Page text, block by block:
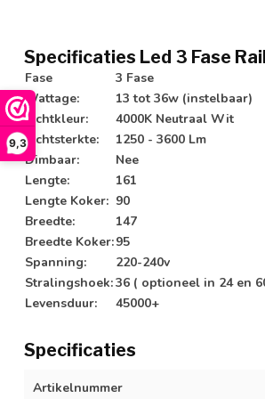
9,3
Specificaties Led 3 Fase
Fase
3 Fase
Wattage:
13 tot 36w (instelbaar)
Lichtkleur:
4000K Neutraal Wit
Lichtsterkte:
1250 - 3600 Lm
Dimbaar:
Nee
Lengte:
161
Lengte Koker: 90
Breedte:
147
Breedte Koker:95
Spanning:
220-240v
Stralingshoek:36 ( optioneel in 24 en
Levensduur:
45000+
Specificaties
Artikelnummer